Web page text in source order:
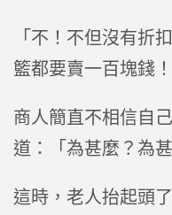
「不！不但沒有折
籃都要賣一百塊錢
商人簡直不相信自
道：「為甚麼？為
這時，老人抬起頭